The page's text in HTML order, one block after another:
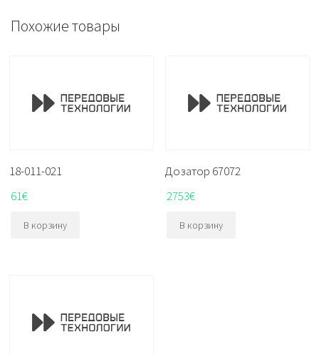
Похожие товары
18-011-021
61€
В корзину
Дозатор 67072
2753€
В корзину